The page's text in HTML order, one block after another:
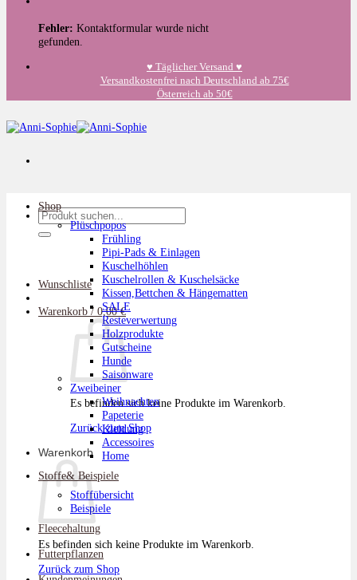
Fehler: Kontaktformular wurde nicht
gefunden.
♥️ Täglicher Versand ♥️
Versandkostenfrei nach Deutschland ab 75€
Österreich ab 50€
Suchen
nach:
Wunschliste
Warenkorb / 0,00€
Es befinden sich keine Produkte im Warenkorb.
Zurück zum Shop
Warenkorb
Es befinden sich keine Produkte im Warenkorb.
Zurück zum Shop
Shop
Plüschpopos
Frühling
Pipi-Pads & Einlagen
Kuschelhöhlen
Kuschelrollen & Kuschelsäcke
Kissen,Bettchen & Hängematten
SALE
Resteverwertung
Holzprodukte
Gutscheine
Hunde
Saisonware
Zweibeiner
Weihnachten
Papeterie
Kleidung
Accessoires
Home
Stoffe& Beispiele
Stoffübersicht
Beispiele
Fleecehaltung
Futterpflanzen